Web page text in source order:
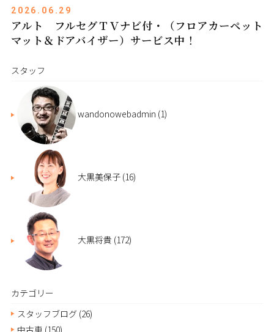
2026.06.29
アルト フルセグＴＶナビ付・（フロアカーペット
マット＆ドアバイザー）サービス中！
スタッフ
wandonowebadmin (1)
大黒美保子 (16)
大黒将貴 (172)
カテゴリー
スタッフブログ (26)
中古車 (150)